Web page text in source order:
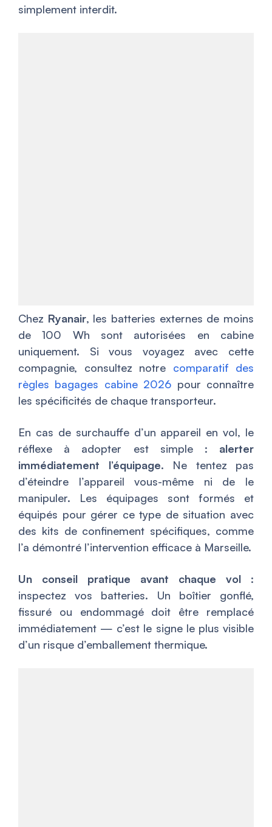
simplement interdit.
Chez Ryanair, les batteries externes de moins
de 100 Wh sont autorisées en cabine
uniquement. Si vous voyagez avec cette
compagnie, consultez notre comparatif des
règles bagages cabine 2026 pour connaître
les spécificités de chaque transporteur.
En cas de surchauffe d’un appareil en vol, le
réflexe à adopter est simple : alerter
immédiatement l’équipage. Ne tentez pas
d’éteindre l’appareil vous-même ni de le
manipuler. Les équipages sont formés et
équipés pour gérer ce type de situation avec
des kits de confinement spécifiques, comme
l’a démontré l’intervention efficace à Marseille.
Un conseil pratique avant chaque vol :
inspectez vos batteries. Un boîtier gonflé,
fissuré ou endommagé doit être remplacé
immédiatement — c’est le signe le plus visible
d’un risque d’emballement thermique.